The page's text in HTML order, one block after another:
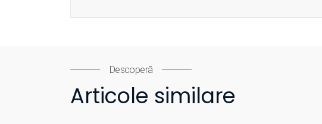
Descoperă
Articole similare